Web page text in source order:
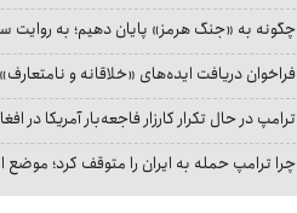
چگونه به «جنگ هرمز» پایان دهیم؛ به روایت
فراخوان دریافت ایده‌های «خلاقانه و
ترامپ در حال تکرار کارزار فاجعه‌بار آمریکا در
چرا ترامپ حمله به ایران را متوقف کرد؛ موضع